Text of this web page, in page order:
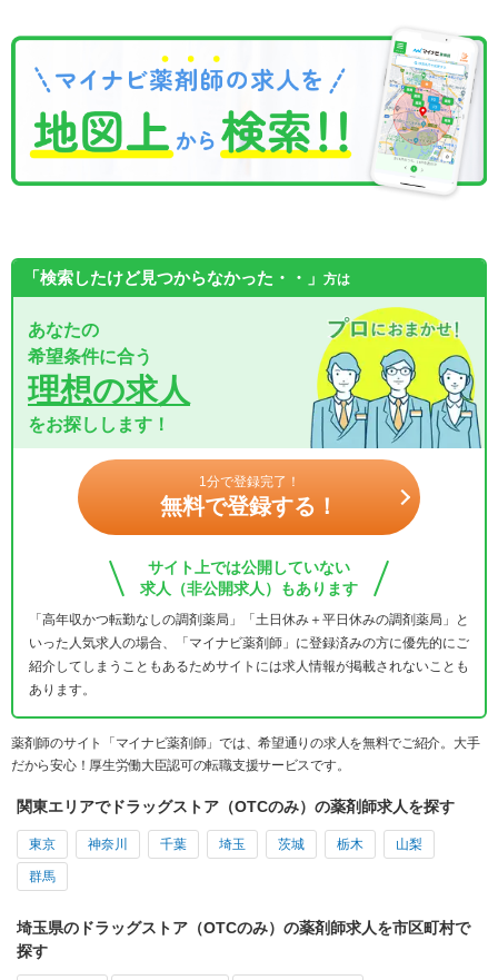
「検索したけど見つからなかった・・」 方は
あなたの
希望条件に合う
理想の求人
をお探しします！
1分で登録完了！
無料で登録する！
サイト上では公開していない
求人（非公開求人）もあります
「高年収かつ転勤なしの調剤薬局」「土日休み＋平日休みの調剤薬局」と
いった人気求人の場合、「マイナビ薬剤師」に登録済みの方に優先的にご
紹介してしまうこともあるためサイトには求人情報が掲載されないことも
あります。
薬剤師のサイト「マイナビ薬剤師」では、希望通りの求人を無料でご紹介。大手
だから安心！厚生労働大臣認可の転職支援サービスです。
関東エリアでドラッグストア（OTCのみ）の薬剤師求人を探す
東京 神奈川 千葉 埼玉 茨城 栃木 山梨
群馬
埼玉県のドラッグストア（OTCのみ）の薬剤師求人を市区町村で
探す